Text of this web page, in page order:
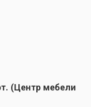
(Центр мебели